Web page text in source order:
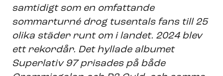
samtidigt som en omfattande
sommarturné drog tusentals fans till 25
olika städer runt om i landet. 2024 blev
ett rekordår. Det hyllade albumet
Superlativ 97 prisades på både